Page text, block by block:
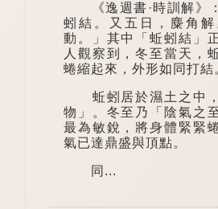
《逸週書·時訓解》
蚓結。又五日，麋角
動。」其中「蚯蚓結」
人觀察到，冬至當天，
蜷縮起來，外形如同打結
蚯蚓居於濕土之中，
物」。冬至乃「陰氣之
最為敏銳，將身體緊緊
氣已達鼎盛與頂點。
同...